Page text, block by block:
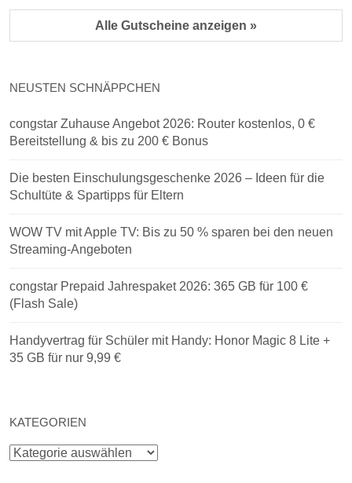
Alle Gutscheine anzeigen »
NEUSTEN SCHNÄPPCHEN
congstar Zuhause Angebot 2026: Router kostenlos, 0 €
Bereitstellung & bis zu 200 € Bonus
Die besten Einschulungsgeschenke 2026 – Ideen für die
Schultüte & Spartipps für Eltern
WOW TV mit Apple TV: Bis zu 50 % sparen bei den neuen
Streaming-Angeboten
congstar Prepaid Jahrespaket 2026: 365 GB für 100 €
(Flash Sale)
Handyvertrag für Schüler mit Handy: Honor Magic 8 Lite +
35 GB für nur 9,99 €
KATEGORIEN
Kategorien